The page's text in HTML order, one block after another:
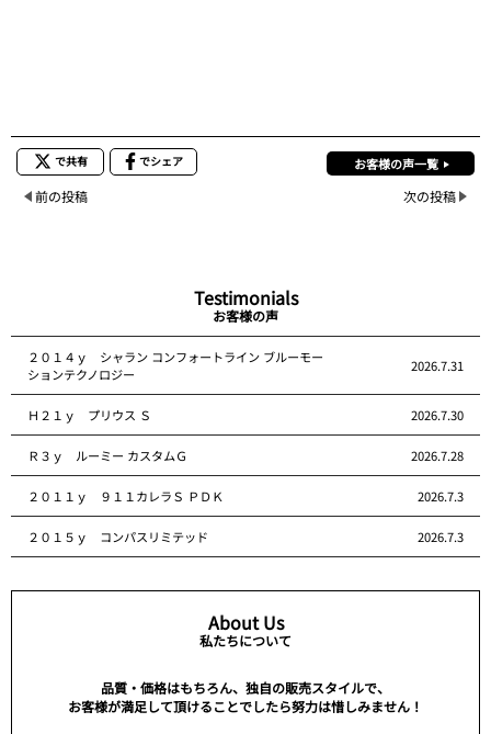
で共有 でシェア お客様の声一覧
前の投稿 次の投稿
Testimonials
お客様の声
２０１４ｙ シャラン コンフォートライン ブルーモー
ションテクノロジー
2026.7.31
Ｈ２１ｙ プリウス Ｓ 2026.7.30
Ｒ３ｙ ルーミー カスタムＧ 2026.7.28
２０１１ｙ ９１１カレラＳ ＰＤＫ 2026.7.3
２０１５ｙ コンパスリミテッド 2026.7.3
About Us
私たちについて
品質・価格はもちろん、独自の販売スタイルで、
お客様が満足して頂けることでしたら努力は惜しみません！